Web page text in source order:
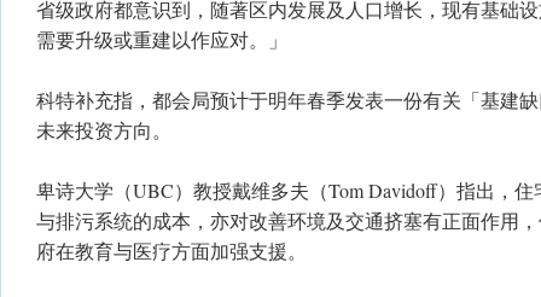
省级政府都意识到，随著区内发展及人口增长，现有基础
需要升级或重建以作应对。」
科特补充指，都会局预计于明年春季发表一份有关「基建
未来投资方向。
卑诗大学（UBC）教授戴维多夫（Tom Davidoff）指出，
与排污系统的成本，亦对改善环境及交通挤塞有正面作用
府在教育与医疗方面加强支援。